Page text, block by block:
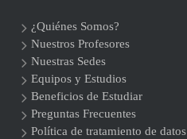
¿Quiénes Somos?
Nuestros Profesores
Nuestras Sedes
Equipos y Estudios
Beneficios de Estudiar
Preguntas Frecuentes
Política de tratamiento de datos